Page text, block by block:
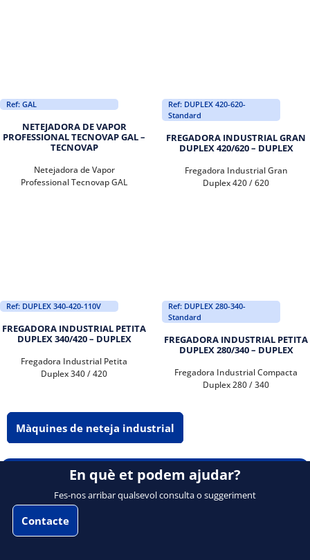
Ref: GAL
NETEJADORA DE VAPOR
PROFESSIONAL TECNOVAP GAL –
TECNOVAP
Netejadora de Vapor
Professional Tecnovap GAL
Ref: DUPLEX 420-620-
Standard
FREGADORA INDUSTRIAL GRAN
DUPLEX 420/620 – DUPLEX
Fregadora Industrial Gran
Duplex 420 / 620
Ref: DUPLEX 340-420-110V
FREGADORA INDUSTRIAL PETITA
DUPLEX 340/420 – DUPLEX
Fregadora Industrial Petita
Duplex 340 / 420
Ref: DUPLEX 280-340-
Standard
FREGADORA INDUSTRIAL PETITA
DUPLEX 280/340 – DUPLEX
Fregadora Industrial Compacta
Duplex 280 / 340
Màquines de neteja industrial
En què et podem ajudar?
Fes-nos arribar qualsevol consulta o suggeriment
Contacte